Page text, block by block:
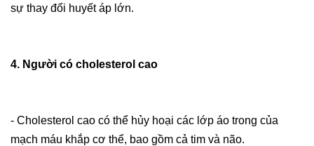
sự thay đổi huyết áp lớn.
4. Người có cholesterol cao
- Cholesterol cao có thể hủy hoại các lớp áo trong của
mạch máu khắp cơ thể, bao gồm cả tim và não.